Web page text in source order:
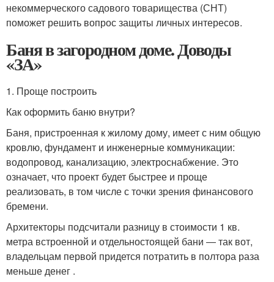
некоммерческого садового товарищества (СНТ)
поможет решить вопрос защиты личных интересов.
Баня в загородном доме. Доводы
«ЗА»
1. Проще построить
Как оформить баню внутри?
Баня, пристроенная к жилому дому, имеет с ним общую
кровлю, фундамент и инженерные коммуникации:
водопровод, канализацию, электроснабжение. Это
означает, что проект будет быстрее и проще
реализовать, в том числе с точки зрения финансового
бремени.
Архитекторы подсчитали разницу в стоимости 1 кв.
метра встроенной и отдельностоящей бани ― так вот,
владельцам первой придется потратить в полтора раза
меньше денег .